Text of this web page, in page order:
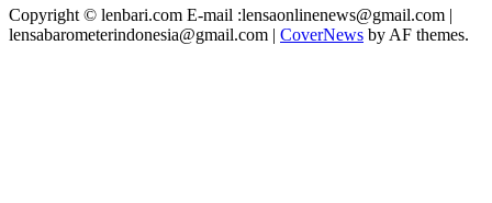
Copyright © lenbari.com E-mail :lensaonlinenews@gmail.com |
lensabarometerindonesia@gmail.com | CoverNews by AF themes.